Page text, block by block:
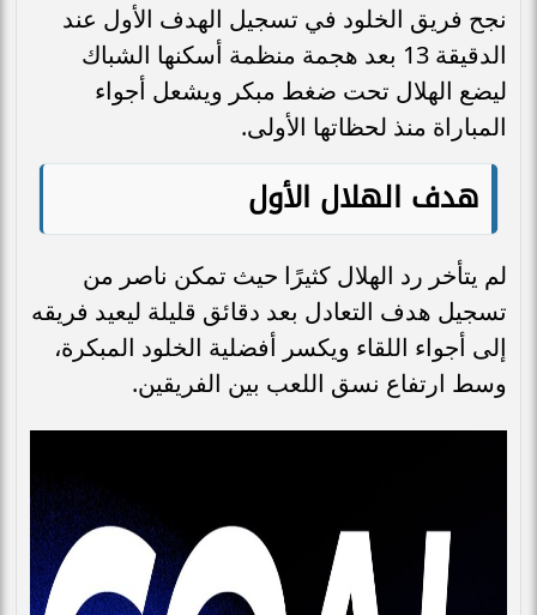
نجح فريق الخلود في تسجيل الهدف الأول عند
الدقيقة 13 بعد هجمة منظمة أسكنها الشباك
ليضع الهلال تحت ضغط مبكر ويشعل أجواء
المباراة منذ لحظاتها الأولى.
هدف الهلال الأول
لم يتأخر رد الهلال كثيرًا حيث تمكن ناصر من
تسجيل هدف التعادل بعد دقائق قليلة ليعيد فريقه
إلى أجواء اللقاء ويكسر أفضلية الخلود المبكرة،
وسط ارتفاع نسق اللعب بين الفريقين.